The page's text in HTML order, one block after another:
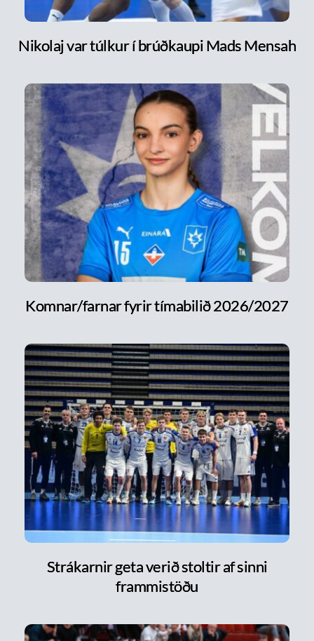
Nikolaj var túlkur í brúðkaupi Mads Mensah
Komnar/farnar fyrir tímabilið 2026/2027
Strákarnir geta verið stoltir af sinni
frammistöðu